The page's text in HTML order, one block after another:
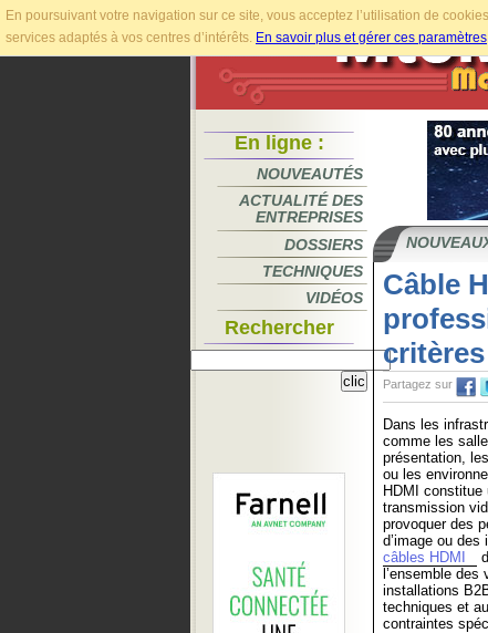
En poursuivant votre navigation sur ce site, vous acceptez l’utilisation de
services adaptés à vos centres d’intérêts. En savoir plus et gérer ces paramètres
En ligne :
NOUVEAUTÉS
ACTUALITÉ DES
ENTREPRISES
DOSSIERS
TECHNIQUES
VIDÉOS
Rechercher
Câble
Partagez sur
Dans les
comme les
présentation,
ou les
HDMI
transmission
provoquer des
d’image ou
câbles HDMI
l’ensemble
installations
techniques et
contraintes